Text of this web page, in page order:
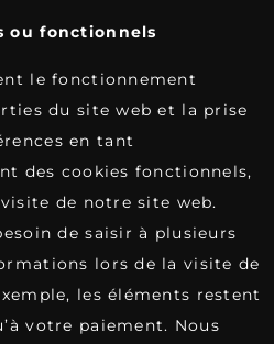
ou fonctionnels
le fonctionnement
du site web et la prise
en tant
des cookies fonctionnels,
de notre site web.
de saisir à plusieurs
lors de la visite de
les éléments restent
votre paiement. Nous